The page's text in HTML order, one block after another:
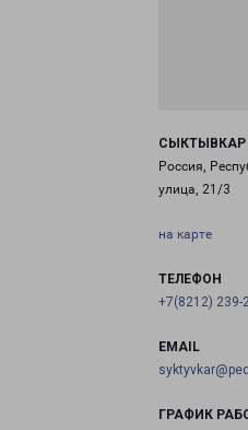
СЫКТЫВКАР
Россия,
улица, 21/3
на карте
ТЕЛЕФОН
+7(8212) 239-
EMAIL
ГРАФИК